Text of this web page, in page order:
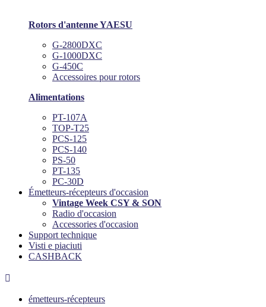
Rotors d'antenne YAESU
G-2800DXC
G-1000DXC
G-450C
Accessoires pour rotors
Alimentations
PT-107A
TOP-T25
PCS-125
PCS-140
PS-50
PT-135
PC-30D
Émetteurs-récepteurs d'occasion
Vintage Week CSY & SON
Radio d'occasion
Accessories d'occasion
Support technique
Visti e piaciuti
CASHBACK

émetteurs-récepteurs